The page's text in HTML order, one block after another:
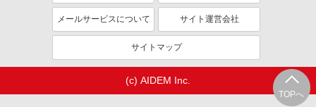
TOPへ
メールサービスについて サイト運営会社
サイトマップ
(c) AIDEM Inc.